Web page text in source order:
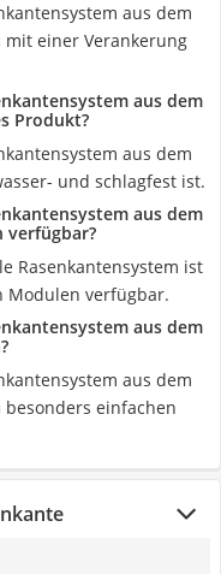
aus dem
mit einer Verankerung
aus dem
Produkt?
aus dem
und schlagfest ist.
aus dem
verfügbar?
Rasenkantensystem ist
Modulen verfügbar.
aus dem
aus dem
besonders einfachen